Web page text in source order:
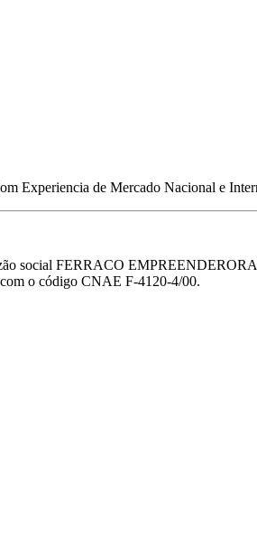
Experiencia de Mercado Nacional e
social FERRACO
o código CNAE F-4120-4/00.